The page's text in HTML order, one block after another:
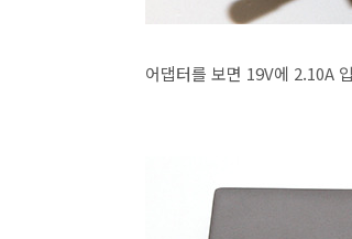
어댑터를 보면 19V에 2.10A